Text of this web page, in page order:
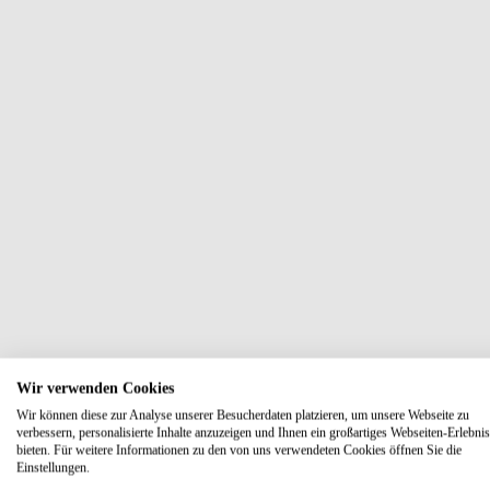
Wir verwenden Cookies
Wir können diese zur Analyse unserer Besucherdaten platzieren, um unsere Webseite zu
verbessern, personalisierte Inhalte anzuzeigen und Ihnen ein großartiges Webseiten-
bieten. Für weitere Informationen zu den von uns verwendeten Cookies öffnen Sie die
Einstellungen.